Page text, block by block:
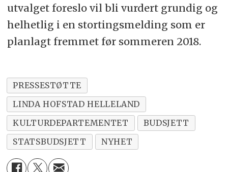
utvalget foreslo vil bli vurdert grundig og
helhetlig i en stortingsmelding som er
planlagt fremmet før sommeren 2018.
PRESSESTØTTE
LINDA HOFSTAD HELLELAND
KULTURDEPARTEMENTET
BUDSJETT
STATSBUDSJETT
NYHET